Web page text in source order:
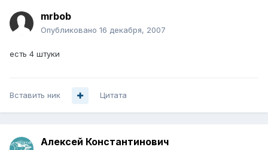
mrbob
Опубликовано 16 декабря, 2007
есть 4 штуки
Вставить ник Цитата
Алексей Константинович